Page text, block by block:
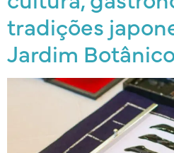
tradições
Jardim